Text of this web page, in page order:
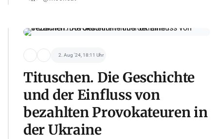
2. Aug '24, 18:11 Uhr
Tituschen. Die Geschichte
und der Einfluss von
bezahlten Provokateuren in
der Ukraine